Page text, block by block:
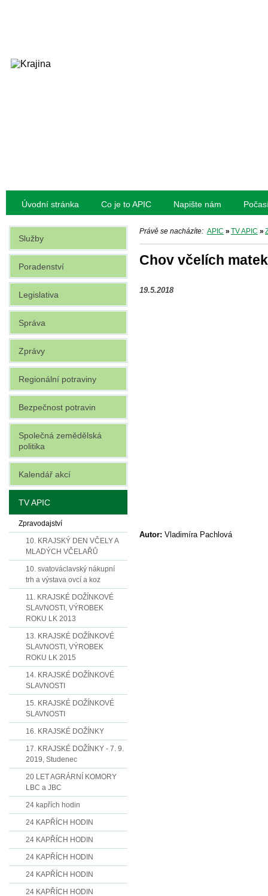
Úvodní stránka Co je to APIC Napište nám
Právě se nacházíte: APIC » TV APIC »
Chov včelích matek
19.5.2018
Autor: Vladimíra Pachlová
Služby
Poradenství
Legislativa
Správa
Zprávy
Regionální potraviny
Bezpečnost potravin
Společná zemědělská
politika
Kalendář akcí
TV APIC
Zpravodajství
10. KRAJSKÝ DEN VČELY A
MLADÝCH VČELAŘŮ
10. svatováclavský nákupní
trh a výstava ovcí a koz
11. KRAJSKÉ DOŽÍNKOVÉ
SLAVNOSTI, VÝROBEK
ROKU LK 2013
13. KRAJSKÉ DOŽÍNKOVÉ
SLAVNOSTI, VÝROBEK
ROKU LK 2015
14. KRAJSKÉ DOŽÍNKOVÉ
SLAVNOSTI
15. KRAJSKÉ DOŽÍNKOVÉ
SLAVNOSTI
16. KRAJSKÉ DOŽÍNKY
17. KRAJSKÉ DOŽÍNKY - 7. 9.
2019, Studenec
20 LET AGRÁRNÍ KOMORY
LBC a JBC
24 kapřích hodin
24 KAPŘÍCH HODIN
24 KAPŘÍCH HODIN
24 KAPŘÍCH HODIN
24 KAPŘÍCH HODIN
24 KAPŘÍCH HODIN